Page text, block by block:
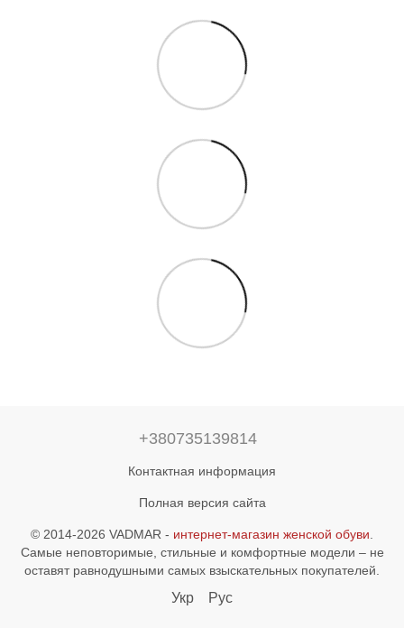
+380735139814
Контактная информация
Полная версия сайта
© 2014-2026 VADMAR - интернет-магазин женской обуви
Самые неповторимые, стильные и комфортные модели – не
оставят равнодушными самых взыскательных покупателей.
Укр Рус